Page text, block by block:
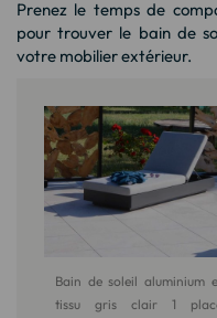
Prenez le temps de
pour trouver le bain de
votre mobilier extérieur.
Bain de soleil aluminium
tissu gris clair 1